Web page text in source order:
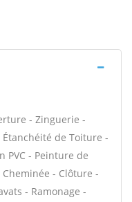
- Zinguerie -
de Toiture -
PVC - Peinture de
- Clôture -
- Ramonage -